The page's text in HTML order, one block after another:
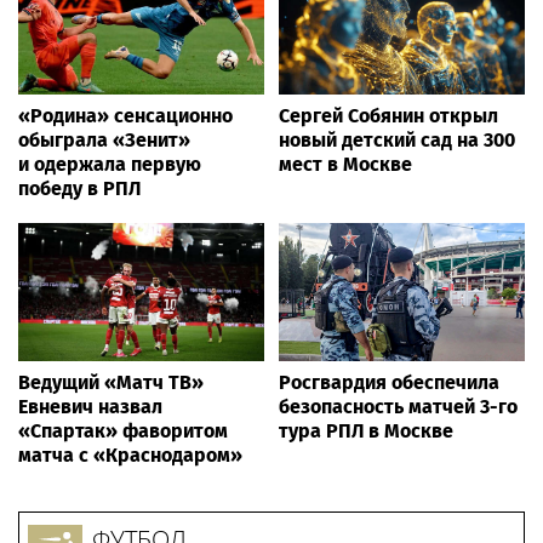
«Родина» сенсационно
обыграла «Зенит»
и одержала первую
победу в РПЛ
Сергей Собянин открыл
новый детский сад на 300
мест в Москве
Ведущий «Матч ТВ»
Евневич назвал
«Спартак» фаворитом
матча с «Краснодаром»
Росгвардия обеспечила
безопасность матчей 3-го
тура РПЛ в Москве